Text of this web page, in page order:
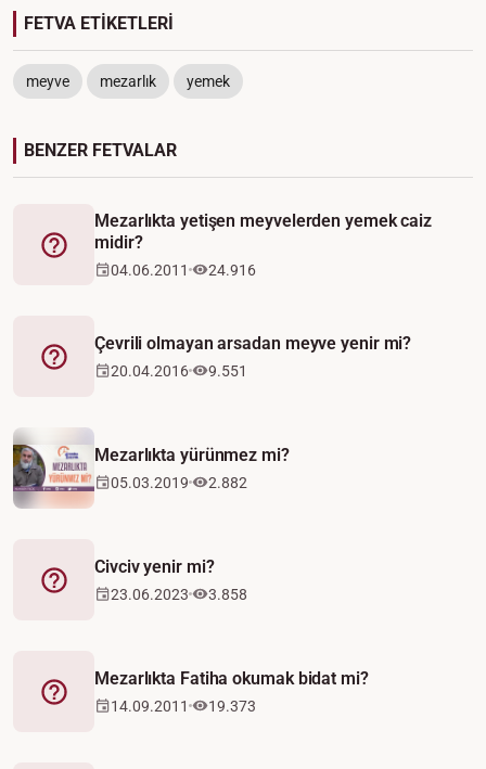
FETVA ETİKETLERİ
meyve mezarlık yemek
BENZER FETVALAR
Fetva
Mezarlıkta yetişen meyvelerden yemek caiz
midir?
04.06.2011 24.916
Fetva
Çevrili olmayan arsadan meyve yenir mi?
20.04.2016 9.551
Mezarlıkta yürünmez mi?
05.03.2019 2.882
Fetva
Civciv yenir mi?
23.06.2023 3.858
Fetva
Mezarlıkta Fatiha okumak bidat mi?
14.09.2011 19.373